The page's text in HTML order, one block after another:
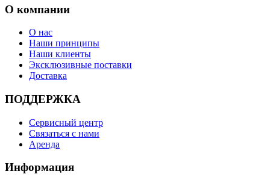
О компании
О нас
Наши принципы
Наши клиенты
Эксклюзивные поставки
Доставка
ПОДДЕРЖКА
Сервисный центр
Связаться с нами
Аренда
Информация